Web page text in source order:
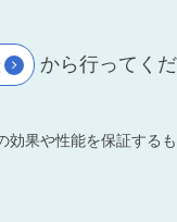
から行ってくだ
果や性能を保証するも